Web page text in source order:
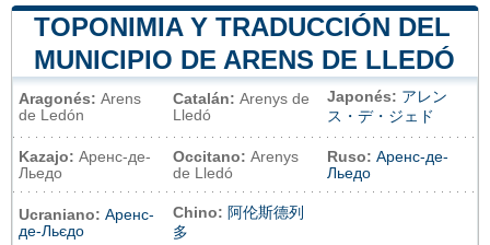
TOPONIMIA Y TRADUCCIÓN DEL
MUNICIPIO DE ARENS DE LLEDÓ
Aragonés: Arens
de Ledón
Catalán: Arenys de
Lledó
Japonés: アレン
ス・デ・ジェド
Kazajo: Аренс-де-
Льедо
Occitano: Arenys
de Lledó
Ruso: Аренс-де-
Льедо
Ucraniano: Аренс-
де-Льєдо
Chino: 阿伦斯德列
多